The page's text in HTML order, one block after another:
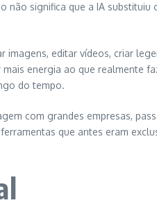
significa que a IA substituiu
editar vídeos, criar
energia ao que realmente
do tempo.
com grandes empresas,
que antes eram